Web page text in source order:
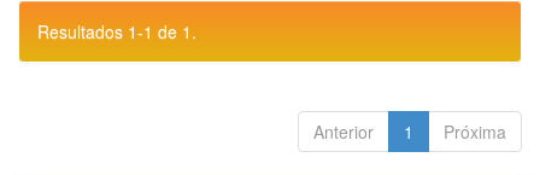
Resultados 1-1 de 1.
Anterior 1 Próxima